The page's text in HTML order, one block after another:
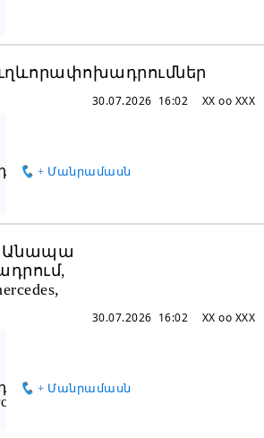
+ Մանրամասն
XX oo XXX
30.07.2026 16:02
Անապա
+ Մանրամասն
XX oo XXX
30.07.2026 16:02